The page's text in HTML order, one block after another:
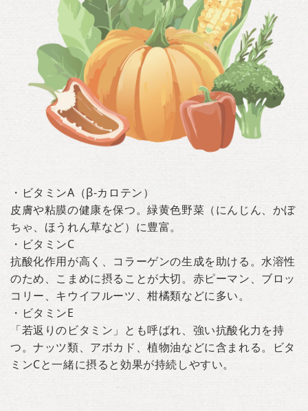
・ビタミンA（β-カロテン）
皮膚や粘膜の健康を保つ。緑黄色野菜（にんじん、かぼ
ちゃ、ほうれん草など）に豊富。
・ビタミンC
抗酸化作用が高く、コラーゲンの生成を助ける。水溶性
のため、こまめに摂ることが大切。赤ピーマン、ブロッ
コリー、キウイフルーツ、柑橘類などに多い。
・ビタミンE
「若返りのビタミン」とも呼ばれ、強い抗酸化力を持
つ。ナッツ類、アボカド、植物油などに含まれる。ビタ
ミンCと一緒に摂ると効果が持続しやすい。